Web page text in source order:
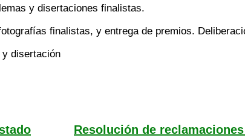
y disertaciones finalistas.
finalistas, y entrega de premios.
y disertación
Resolución de